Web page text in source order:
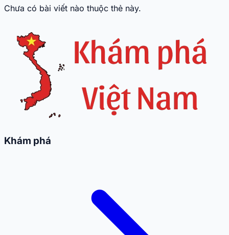
Chưa có bài viết nào thuộc thẻ này.
Khám phá